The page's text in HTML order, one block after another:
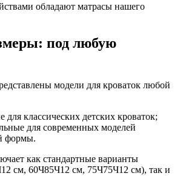
обладают матрасы нашего
под любую
модели для кроваток любой
для классических детских кроваток;
для современных моделей
формы.
как стандартные варианты
см, 60Ч85Ч12 см, 75Ч75Ч12 см), так и